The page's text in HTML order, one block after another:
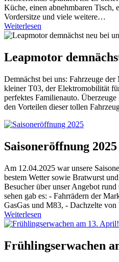
Küche, einen abnehmbaren Tisch,
Vordersitze und viele weitere…
Weiterlesen
Leapmotor
Demnächst bei uns: Fahrzeuge
kleiner T03, der Elektromobilität
perfektes Familienauto.
den Vorteilen dieser tollen
Saisoneröffnung 2025
Am 12.04.2025 war unsere
bestem Wetter sowie Bratwurst
Besucher über unser Angebot
sehen gab es: - Fahrrädern der
GasGas und M83, - Dachzelte
Weiterlesen
Frühlingserwachen